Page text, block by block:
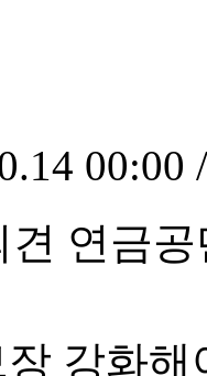
00:00
견 연금
강화